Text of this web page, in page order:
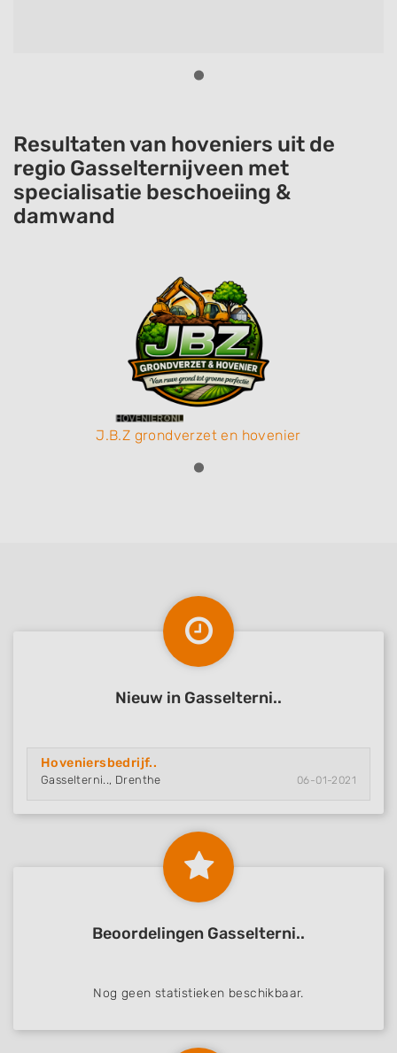
Resultaten van hoveniers uit de
regio Gasselternijveen met
specialisatie beschoeiing &
damwand
J.B.Z grondverzet en hovenier
Nieuw in Gasselterni..
Hoveniersbedrijf..
Gasselterni.., Drenthe 06-01-2021
Beoordelingen Gasselterni..
Nog geen statistieken beschikbaar.